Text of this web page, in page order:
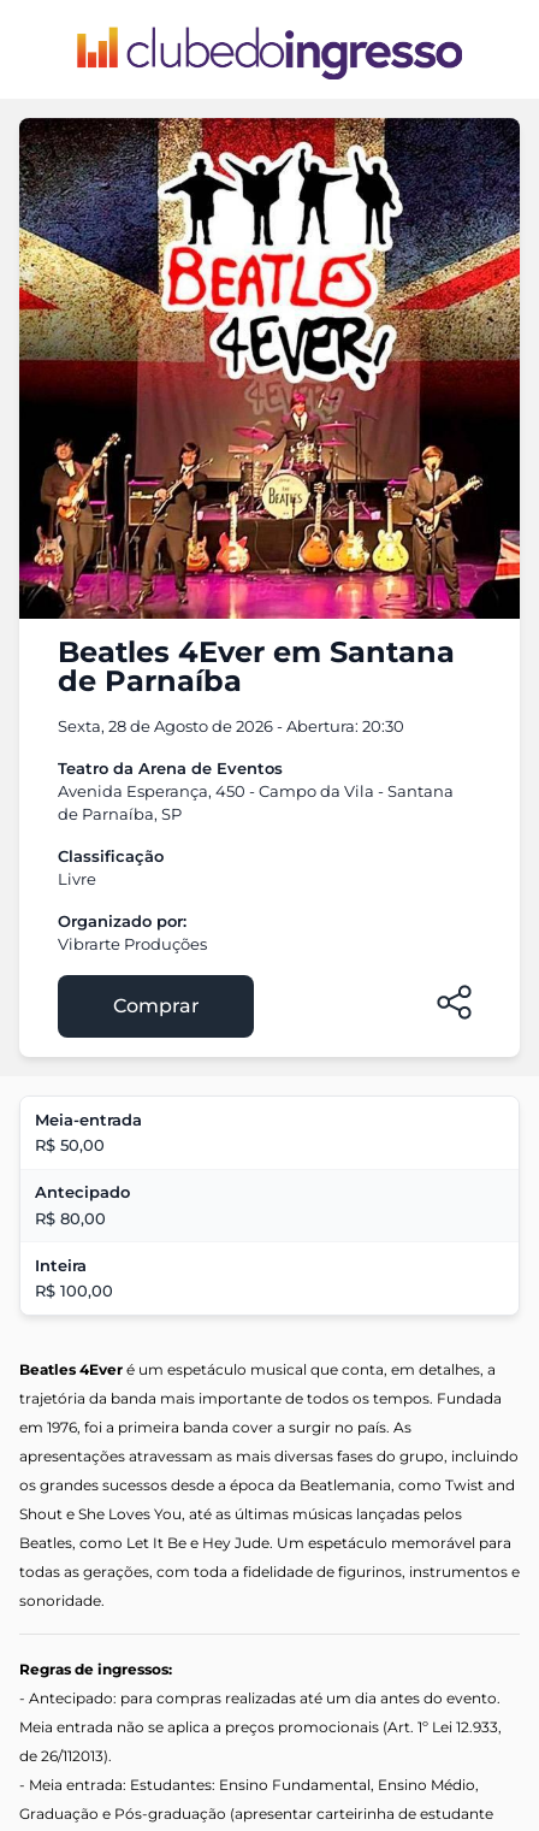
Beatles 4Ever em Santana
de Parnaíba
Sexta, 28 de Agosto de 2026 - Abertura: 20:30
Teatro da Arena de Eventos
Avenida Esperança, 450 - Campo da Vila - Santana
de Parnaíba, SP
Classificação
Livre
Organizado por:
Vibrarte Produções
Comprar
Meia-entrada
R$ 50,00
Antecipado
R$ 80,00
Inteira
R$ 100,00
Beatles 4Ever é um espetáculo musical que conta, em detalhes, a
trajetória da banda mais importante de todos os tempos. Fundada
em 1976, foi a primeira banda cover a surgir no país. As
apresentações atravessam as mais diversas fases do grupo, incluindo
os grandes sucessos desde a época da Beatlemania, como Twist and
Shout e She Loves You, até as últimas músicas lançadas pelos
Beatles, como Let It Be e Hey Jude. Um espetáculo memorável para
todas as gerações, com toda a fidelidade de figurinos, instrumentos e
sonoridade.
Regras de ingressos:
- Antecipado: para compras realizadas até um dia antes do evento.
Meia entrada não se aplica a preços promocionais (Art. 1º Lei 12.933,
de 26/112013).
- Meia entrada: Estudantes: Ensino Fundamental, Ensino Médio,
Graduação e Pós-graduação (apresentar carteirinha de estudante